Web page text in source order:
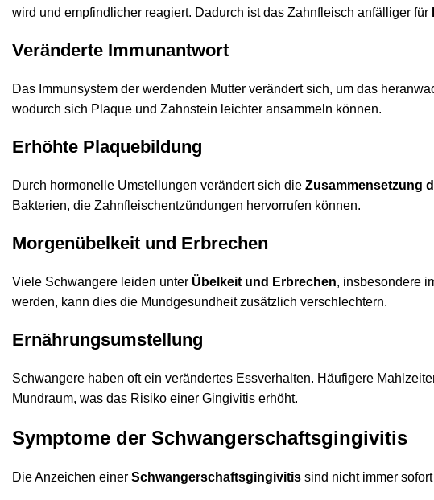
wird und empfindlicher reagiert. Dadurch ist das Zahnfleisch anfälliger für
Veränderte Immunantwort
Das Immunsystem der werdenden Mutter verändert sich, um das
wodurch sich Plaque und Zahnstein leichter ansammeln können.
Erhöhte Plaquebildung
Durch hormonelle Umstellungen verändert sich die Zusammensetzung
Bakterien, die Zahnfleischentzündungen hervorrufen können.
Morgenübelkeit und Erbrechen
Viele Schwangere leiden unter Übelkeit und Erbrechen, insbesondere
werden, kann dies die Mundgesundheit zusätzlich verschlechtern.
Ernährungsumstellung
Schwangere haben oft ein verändertes Essverhalten. Häufigere
Mundraum, was das Risiko einer Gingivitis erhöht.
Symptome der Schwangerschaftsgingivitis
Die Anzeichen einer Schwangerschaftsgingivitis sind nicht immer